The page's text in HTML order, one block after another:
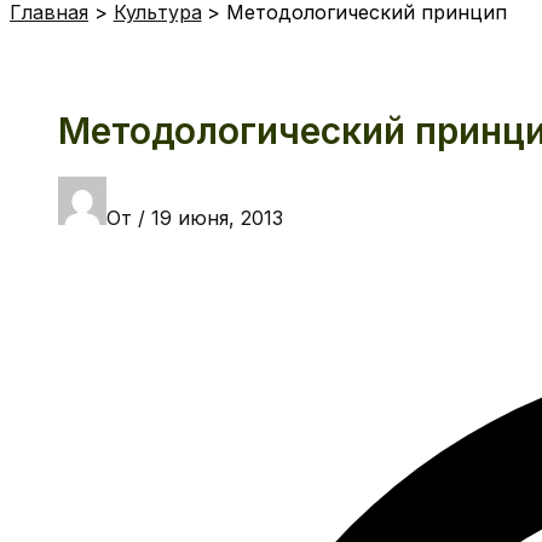
Главная Культура Методологический принцип
Методологический
От / 19 июня, 2013